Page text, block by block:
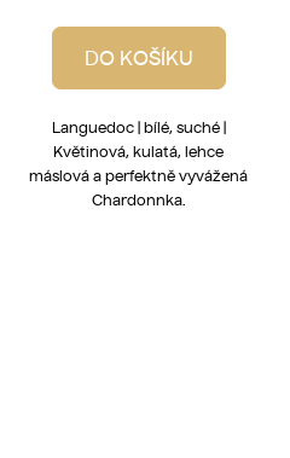
DO KOŠÍKU
Languedoc | bílé, suché |
Květinová, kulatá, lehce
máslová a perfektně vyvážená
Chardonnka.